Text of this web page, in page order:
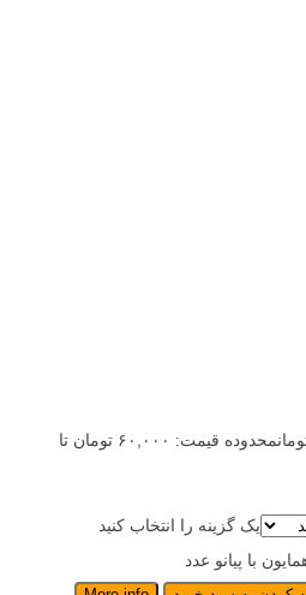
محدوده قیمت: ۶۰,۰۰۰ تومان تا
یک گزینه را انتخاب کنید
با پیانو عدد